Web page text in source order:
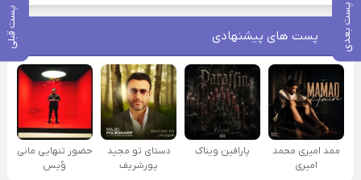
پست بعدی پست قبلی پست های پیشنهادی
ممد امیری محمد
امیری
پارافین ویناک
دستای تو مجید
پورشریف
حضور تنهایی مانی
وُیس